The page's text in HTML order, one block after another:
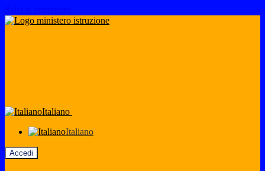
Italiano
Italiano
Accedi